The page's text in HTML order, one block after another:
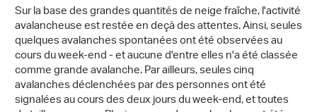
Sur la base des grandes quantités de neige fraîche, l'activité
avalancheuse est restée en deçà des attentes. Ainsi, seules
quelques avalanches spontanées ont été observées au
cours du week-end - et aucune d'entre elles n'a été classée
comme grande avalanche. Par ailleurs, seules cinq
avalanches déclenchées par des personnes ont été
signalées au cours des deux jours du week-end, et toutes